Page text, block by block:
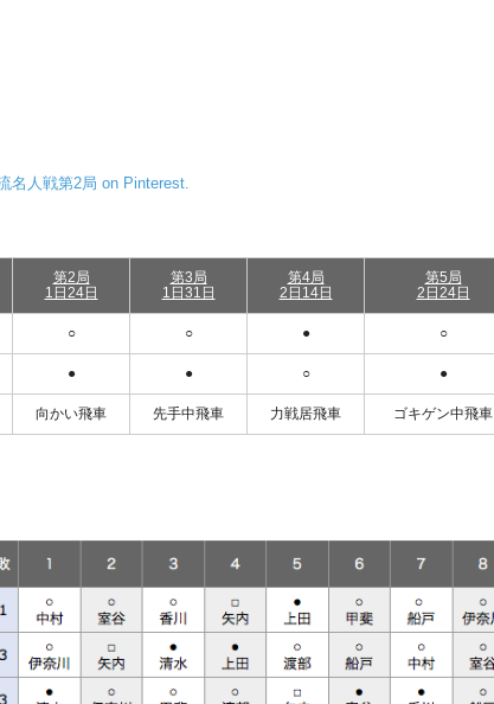
名人戦第2局 on Pinterest.
第2局
1日24日
第3局
1日31日
第4局
2日14日
第5局
2日24日
○ ○ ● ○
● ● ○ ●
向かい飛車 先手中飛車 力戦居飛車 ゴキゲン中飛車